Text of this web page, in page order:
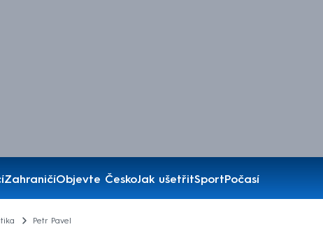
ZahraničíObjevte ČeskoJak ušetřitSportPočasí
Petr Pavel